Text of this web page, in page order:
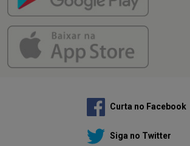
Curta no Facebook
Siga no Twitter